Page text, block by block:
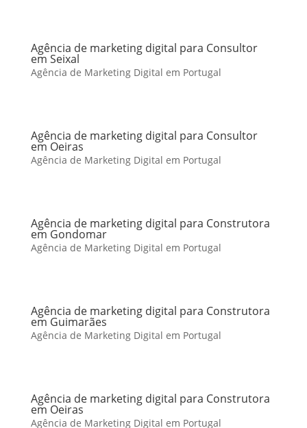
Agência de marketing digital para Consultor
em Seixal
Agência de Marketing Digital em Portugal
Agência de marketing digital para Consultor
em Oeiras
Agência de Marketing Digital em Portugal
Agência de marketing digital para Construtora
em Gondomar
Agência de Marketing Digital em Portugal
Agência de marketing digital para Construtora
em Guimarães
Agência de Marketing Digital em Portugal
Agência de marketing digital para Construtora
em Oeiras
Agência de Marketing Digital em Portugal